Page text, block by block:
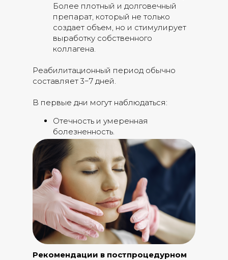
Более плотный и долговечный
препарат, который не только
создает объем, но и стимулирует
выработку собственного
коллагена.
Реабилитационный период обычно
составляет 3−7 дней.
В первые дни могут наблюдаться:
Отечность и умеренная
болезненность.
Синяки в местах проколов.
Рекомендации в постпроцедурном